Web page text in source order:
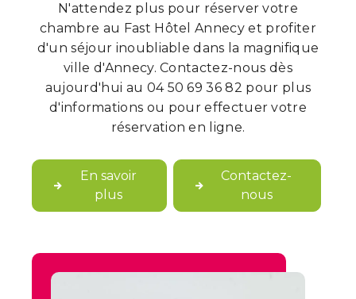
N'attendez plus pour réserver votre
chambre au Fast Hôtel Annecy et profiter
d'un séjour inoubliable dans la magnifique
ville d'Annecy. Contactez-nous dès
aujourd'hui au 04 50 69 36 82 pour plus
d'informations ou pour effectuer votre
réservation en ligne.
En savoir
plus
Contactez-
nous